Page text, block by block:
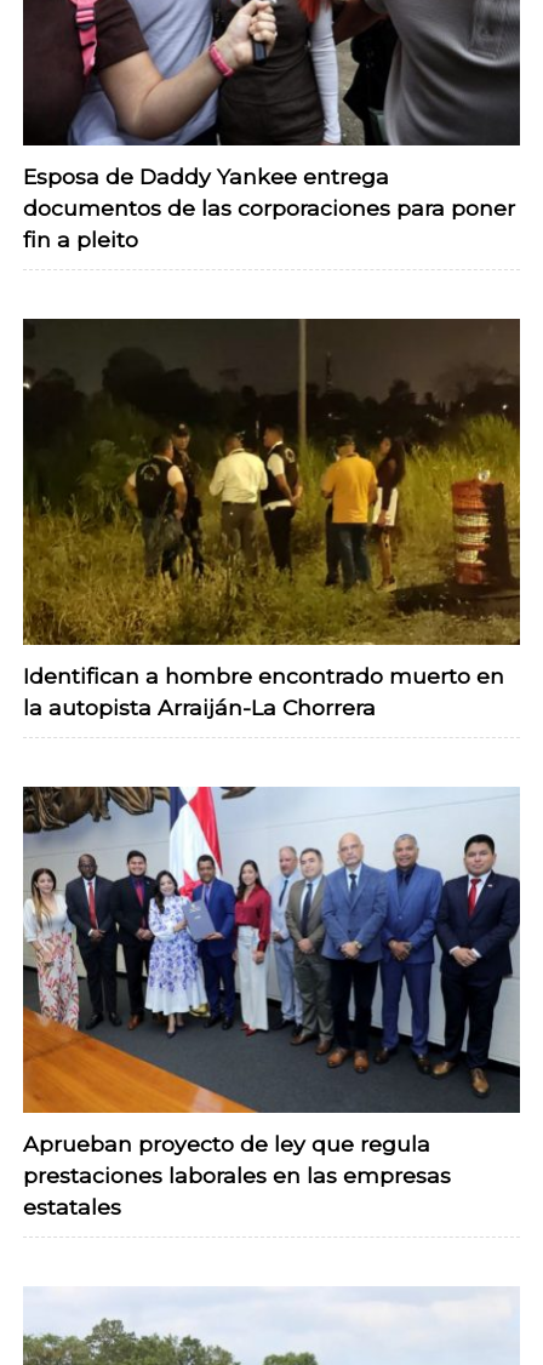
Esposa de Daddy Yankee entrega
documentos de las corporaciones para poner
fin a pleito
Identifican a hombre encontrado muerto en
la autopista Arraiján-La Chorrera
Aprueban proyecto de ley que regula
prestaciones laborales en las empresas
estatales